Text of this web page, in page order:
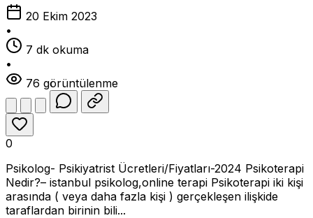
20 Ekim 2023
•
7 dk okuma
•
76 görüntülenme
0
Psikolog- Psikiyatrist Ücretleri/Fiyatları-2024 Psikoterapi
Nedir?– istanbul psikolog,online terapi Psikoterapi iki kişi
arasında ( veya daha fazla kişi ) gerçekleşen ilişkide
taraflardan birinin bili...